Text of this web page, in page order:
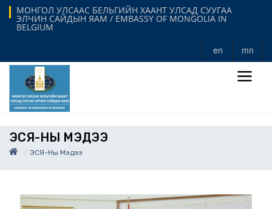
МОНГОЛ УЛСААС БЕЛЬГИЙН ХААНТ УЛСАД СУУГАА
ЭЛЧИН САЙДЫН ЯАМ / EMBASSY OF MONGOLIA IN
BELGIUM
en mn
ЭСЯ-НЫ МЭДЭЭ
ЭСЯ-Ны Мэдээ